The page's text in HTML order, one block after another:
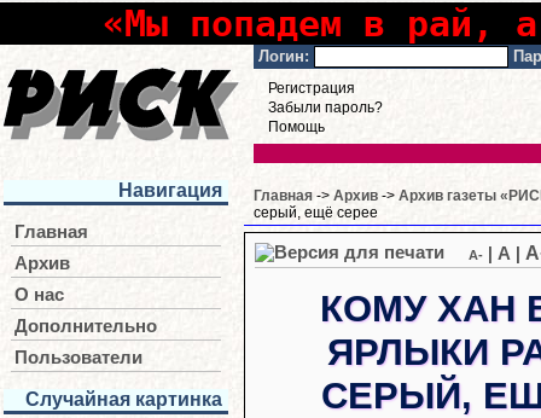
«Мы попадем в рай,
Логин:
Регистрация
Забыли пароль?
Помощь
Навигация
Главная
Архив
О нас
Дополнительно
Пользователи
Случайная картинка
Главная -> Архив -> Архив газеты
серый, ещё серее
A- A
КОМУ ХАН
ЯРЛЫКИ
СЕРЫЙ,